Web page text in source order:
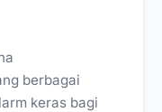
berbagai
keras bagi